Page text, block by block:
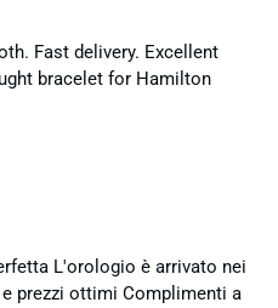
Fast delivery. Excellent
bracelet for Hamilton
L'orologio è arrivato nei
prezzi ottimi Complimenti a